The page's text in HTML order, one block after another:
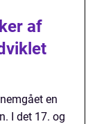
af
en
I det 17. og